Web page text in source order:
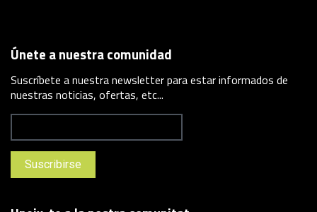
Únete a nuestra comunidad
Suscríbete a nuestra newsletter para estar informados de
nuestras noticias, ofertas, etc...